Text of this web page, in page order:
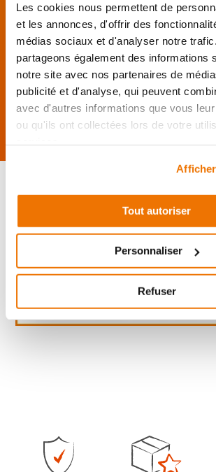
Les cookies nous permettent de
et les annonces, d'offrir des
médias sociaux et d'analyser notre
partageons également des informations
notre site avec nos partenaires de
publicité et d'analyse, qui peuvent
avec d'autres informations que vous
ou qu'ils ont collectées lors de votre
Tout autoriser
Personnaliser
Refuser
commande
directement auprès
du réparateur.
Mes pièces sont livrées et
montées chez le partenaire.
Rechercher par...